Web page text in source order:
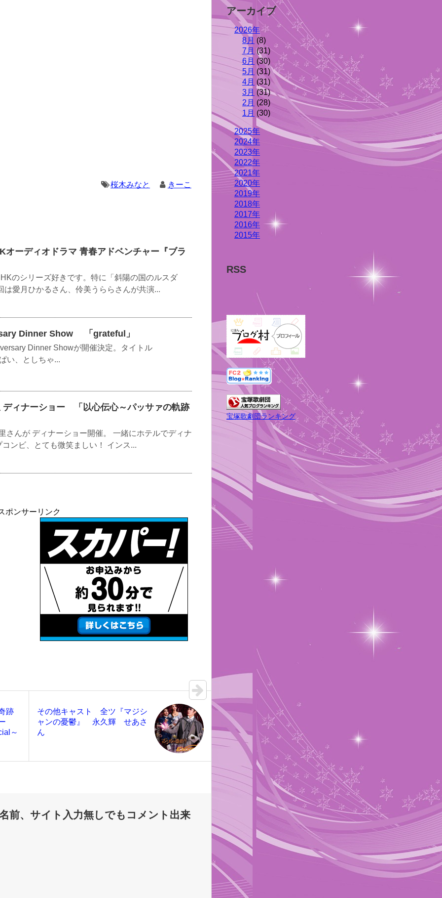
桜木みなと きーこ
ーディオドラマ 青春アドベンチャー『ブラ
のシリーズ好きです。特に「斜陽の国のルスダ
は愛月ひかるさん、伶美うららさんが共演...
Dinner Show 「grateful」
Dinner Showが開催決定。タイトル
い、としちゃ...
ディナーショー 「以心伝心～パッサァの軌跡
さんが ディナーショー開催。 一緒にホテルでディナ
ンビ、とても微笑ましい！ インス...
ポンサーリンク
跡
～
その他キャスト 全ツ『マジシ
ャンの憂鬱』 永久輝 せあさ
ん
前、サイト入力無しでもコメント出来
アーカイブ
2026年
8月 (8)
7月 (31)
6月 (30)
5月 (31)
4月 (31)
3月 (31)
2月 (28)
1月 (30)
2025年
2024年
2023年
2022年
2021年
2020年
2019年
2018年
2017年
2016年
2015年
RSS
宝塚歌劇団ランキング